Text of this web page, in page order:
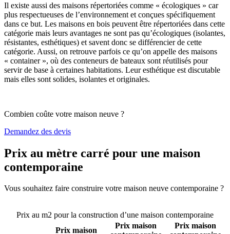
Il existe aussi des maisons répertoriées comme « écologiques » car
plus respectueuses de l’environnement et conçues spécifiquement
dans ce but. Les maisons en bois peuvent être répertoriées dans cette
catégorie mais leurs avantages ne sont pas qu’écologiques (isolantes,
résistantes, esthétiques) et savent donc se différencier de cette
catégorie. Aussi, on retrouve parfois ce qu’on appelle des maisons
« container », où des conteneurs de bateaux sont réutilisés pour
servir de base à certaines habitations. Leur esthétique est discutable
mais elles sont solides, isolantes et originales.
Combien coûte votre maison neuve ?
Demandez des devis
Prix au mètre carré pour une maison
contemporaine
Vous souhaitez faire construire votre maison neuve contemporaine ?
Prix au m2 pour la construction d’une maison contemporaine
Prix maison
Prix maison
Prix maison